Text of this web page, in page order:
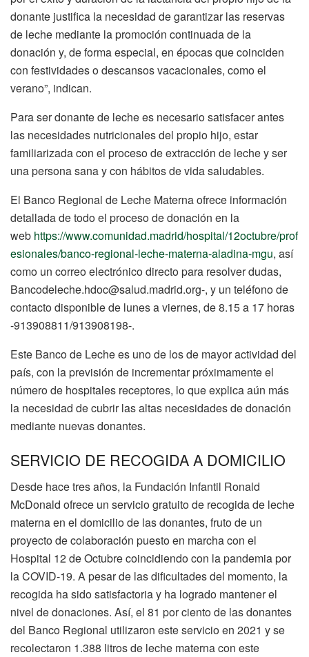
donante justifica la necesidad de garantizar las reservas
de leche mediante la promoción continuada de la
donación y, de forma especial, en épocas que coinciden
con festividades o descansos vacacionales, como el
verano”, indican.
Para ser donante de leche es necesario satisfacer antes
las necesidades nutricionales del propio hijo, estar
familiarizada con el proceso de extracción de leche y ser
una persona sana y con hábitos de vida saludables.
El Banco Regional de Leche Materna ofrece información
detallada de todo el proceso de donación en la
web https://www.comunidad.madrid/hospital/12octubre/prof
esionales/banco-regional-leche-materna-aladina-mgu, así
como un correo electrónico directo para resolver dudas,
Bancodeleche.hdoc@salud.madrid.org-, y un teléfono de
contacto disponible de lunes a viernes, de 8.15 a 17 horas
-913908811/913908198-.
Este Banco de Leche es uno de los de mayor actividad del
país, con la previsión de incrementar próximamente el
número de hospitales receptores, lo que explica aún más
la necesidad de cubrir las altas necesidades de donación
mediante nuevas donantes.
SERVICIO DE RECOGIDA A DOMICILIO
Desde hace tres años, la Fundación Infantil Ronald
McDonald ofrece un servicio gratuito de recogida de leche
materna en el domicilio de las donantes, fruto de un
proyecto de colaboración puesto en marcha con el
Hospital 12 de Octubre coincidiendo con la pandemia por
la COVID-19. A pesar de las dificultades del momento, la
recogida ha sido satisfactoria y ha logrado mantener el
nivel de donaciones. Así, el 81 por ciento de las donantes
del Banco Regional utilizaron este servicio en 2021 y se
recolectaron 1.388 litros de leche materna con este